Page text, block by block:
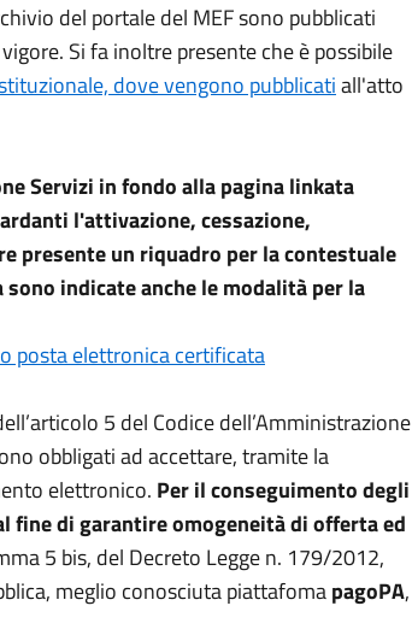
del portale del MEF sono pubblicati
Si fa inoltre presente che è possibile
dove vengono pubblicatiall'atto
Servizi in fondo alla pagina linkata
l'attivazione, cessazione,
presente un riquadro per la contestuale
indicate anche le modalità per la
posta elettronica certificata
5 del Codice dell’Amministrazione
obbligati ad accettare, tramite la
elettronico. Per il conseguimento degli
fine di garantire omogeneità di offerta ed
5 bis, del Decreto Legge n. 179/2012,
meglio conosciuta piattafomapagoPA,